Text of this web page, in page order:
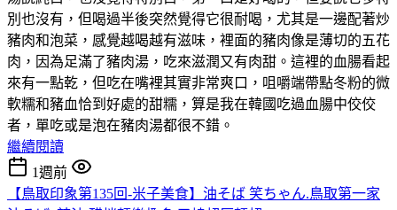
別也沒有，但喝過半後突然覺得它很耐喝，尤其是一邊配著炒
豬肉和泡菜，感覺越喝越有滋味，裡面的豬肉像是薄切的五花
肉，因為足滿了豬肉湯，吃來滋潤又有肉甜。這裡的血腸看起
來有一點乾，但吃在嘴裡其實非常爽口，咀嚼端帶點冬粉的微
軟糯和豬血恰到好處的甜糯，算是我在韓國吃過血腸中佼佼
者，單吃或是泡在豬肉湯都很不錯。
繼續閱讀
1週前
【鳥取印象第135回-米子美食】油そば 笑ちゃん.鳥取第一家